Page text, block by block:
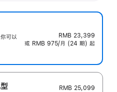
可以
RMB 23,399
或 RMB 975/月 (24 期) 起
RMB 25,099